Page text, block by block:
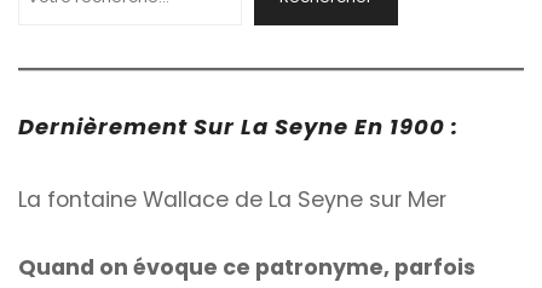
Dernièrement Sur La Seyne En 1900 :
La fontaine Wallace de La Seyne sur Mer
Quand on évoque ce patronyme, parfois